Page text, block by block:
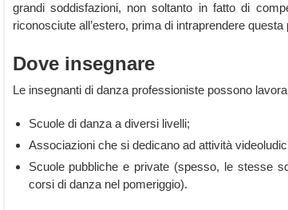
grandi soddisfazioni, non soltanto in fatto di
riconosciute all’estero, prima di intraprendere questa
Dove insegnare
Le insegnanti di danza professioniste possono
Scuole di danza a diversi livelli;
Associazioni che si dedicano ad attività
Scuole pubbliche e private (spesso, le stesse
corsi di danza nel pomeriggio).